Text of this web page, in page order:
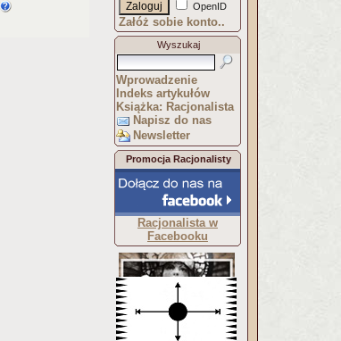
OpenID
Załóż sobie konto..
Wyszukaj
Wprowadzenie
Indeks artykułów
Książka: Racjonalista
Napisz do nas
Newsletter
Promocja Racjonalisty
Racjonalista w
Facebooku